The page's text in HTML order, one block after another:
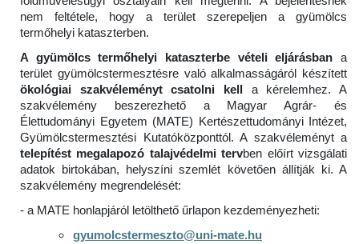
nem feltétele, hogy a terület szerepeljen a gyümölcs
termőhelyi kataszterben.
A gyümölcs termőhelyi kataszterbe vételi eljárásban a
terület gyümölcstermesztésre való alkalmasságáról készített
ökológiai szakvéleményt csatolni kell a kérelemhez. A
szakvélemény beszerezhető a Magyar Agrár- és
Élettudományi Egyetem (MATE) Kertészettudományi Intézet,
Gyümölcstermesztési Kutatóközponttól. A szakvéleményt a
telepítést megalapozó talajvédelmi tervben előírt vizsgálati
adatok birtokában, helyszíni szemlét követően állítják ki. A
szakvélemény megrendelését:
- a MATE honlapjáról letölthető űrlapon kezdeményezheti:
gyumolcstermeszto@uni-mate.hu